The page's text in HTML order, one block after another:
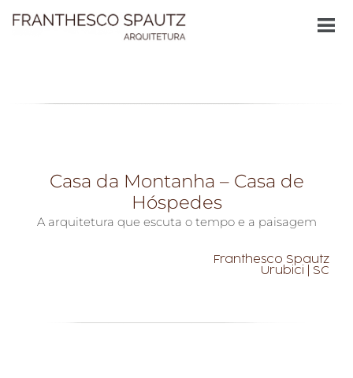
Casa da Montanha – Casa de
Hóspedes
A arquitetura que escuta o tempo e a paisagem
Franthesco Spautz
Urubici | SC